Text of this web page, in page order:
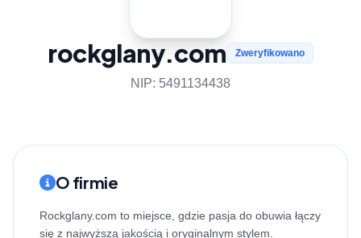
rockglany.com Zweryfikowano
NIP: 5491134438
O firmie
Rockglany.com to miejsce, gdzie pasja do obuwia łączy
się z najwyższą jakością i oryginalnym stylem.